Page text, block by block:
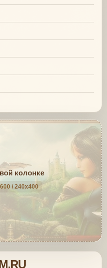
колонке
/ 240x400